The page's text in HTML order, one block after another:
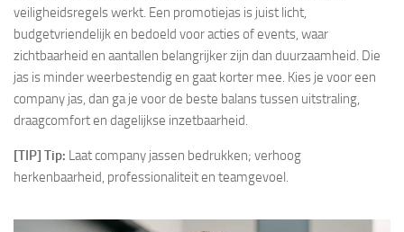
veiligheidsregels werkt. Een promotiejas is juist licht,
budgetvriendelijk en bedoeld voor acties of events, waar
zichtbaarheid en aantallen belangrijker zijn dan duurzaamheid. Die
jas is minder weerbestendig en gaat korter mee. Kies je voor een
company jas, dan ga je voor de beste balans tussen uitstraling,
draagcomfort en dagelijkse inzetbaarheid.
[TIP] Tip: Laat company jassen bedrukken; verhoog
herkenbaarheid, professionaliteit en teamgevoel.